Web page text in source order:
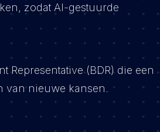
zodat AI-gestuurde
Representative (BDR) die een
van nieuwe kansen.